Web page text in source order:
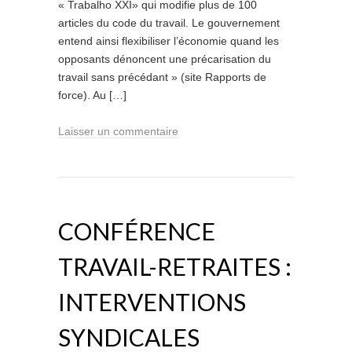
« Trabalho XXI» qui modifie plus de 100
articles du code du travail. Le gouvernement
entend ainsi flexibiliser l’économie quand les
opposants dénoncent une précarisation du
travail sans précédant » (site Rapports de
force). Au […]
Laisser un commentaire
CONFÉRENCE
TRAVAIL-RETRAITES :
INTERVENTIONS
SYNDICALES